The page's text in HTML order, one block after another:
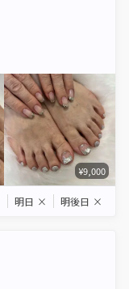
¥9,000
明日 × 明後日 ×